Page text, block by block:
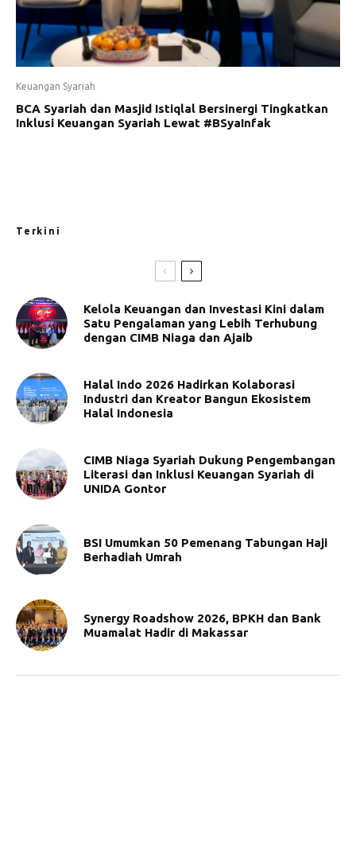
Keuangan Syariah
BCA Syariah dan Masjid Istiqlal Bersinergi Tingkatkan
Inklusi Keuangan Syariah Lewat #BSyaInfak
Terkini
Kelola Keuangan dan Investasi Kini dalam
Satu Pengalaman yang Lebih Terhubung
dengan CIMB Niaga dan Ajaib
Halal Indo 2026 Hadirkan Kolaborasi
Industri dan Kreator Bangun Ekosistem
Halal Indonesia
CIMB Niaga Syariah Dukung Pengembangan
Literasi dan Inklusi Keuangan Syariah di
UNIDA Gontor
BSI Umumkan 50 Pemenang Tabungan Haji
Berhadiah Umrah
Synergy Roadshow 2026, BPKH dan Bank
Muamalat Hadir di Makassar